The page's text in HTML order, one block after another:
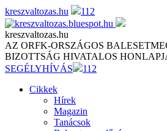
Skip
to
content
kreszvaltozas.hu 112
kreszvaltozas.hu
AZ ORFK-ORSZÁGOS
BIZOTTSÁG HIVATALOS
SEGÉLYHÍVÁS
112
Cikkek
Hírek
Magazin
Tanácsok